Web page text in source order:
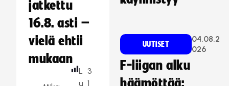
jatkettu
16.8. asti –
vielä ehtii
mukaan
L
u
3
1
UUTISET
04.08.2
026
F-liigan alku